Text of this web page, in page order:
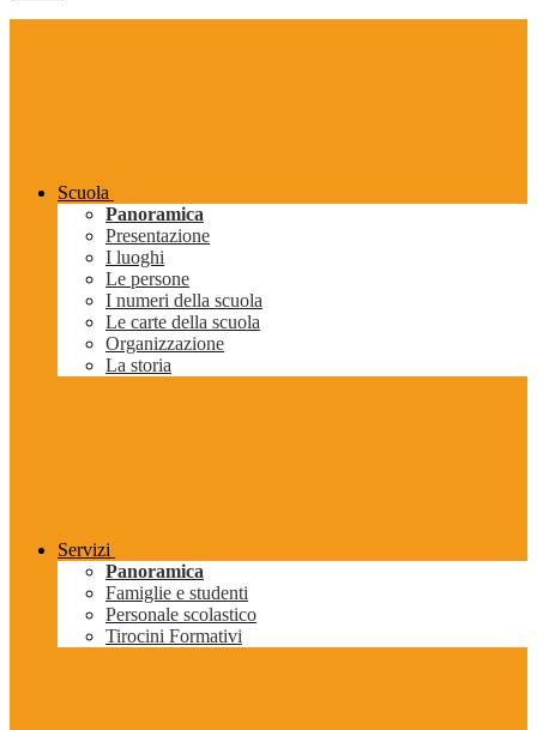
Scuola
Panoramica
Presentazione
I luoghi
Le persone
I numeri della scuola
Le carte della scuola
Organizzazione
La storia
Servizi
Panoramica
Famiglie e studenti
Personale scolastico
Tirocini Formativi